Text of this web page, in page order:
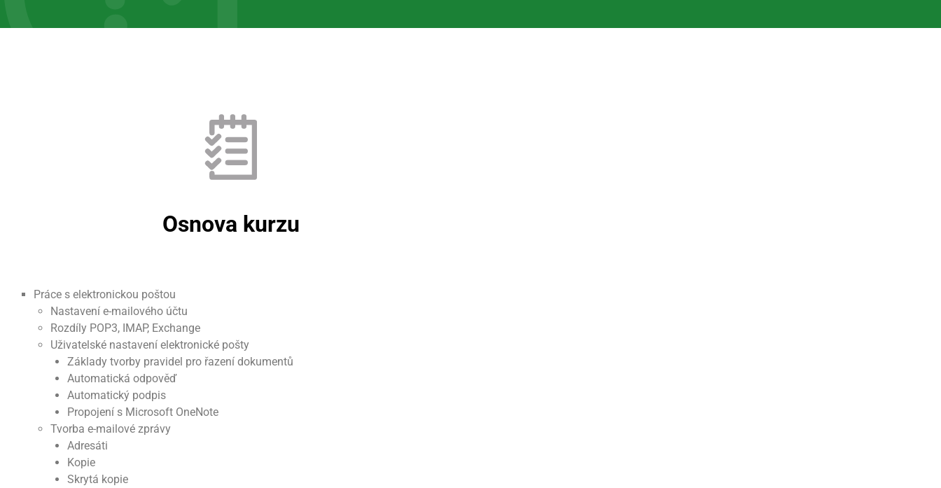
Osnova kurzu
Práce s elektronickou poštou
Nastavení e-mailového účtu
Rozdíly POP3, IMAP, Exchange
Uživatelské nastavení elektronické pošty
Základy tvorby pravidel pro řazení dokumentů
Automatická odpověď
Automatický podpis
Propojení s Microsoft OneNote
Tvorba e-mailové zprávy
Adresáti
Kopie
Skrytá kopie